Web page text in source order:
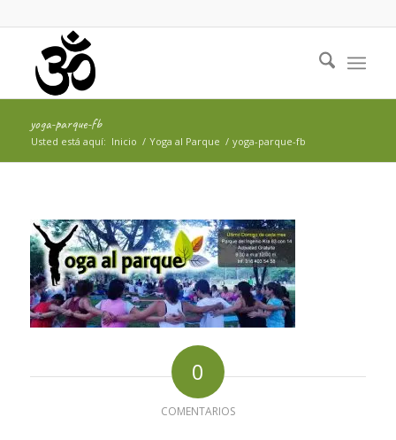
yoga-parque-fb
Usted está aquí: Inicio / Yoga al Parque / yoga-parque-fb
0
COMENTARIOS